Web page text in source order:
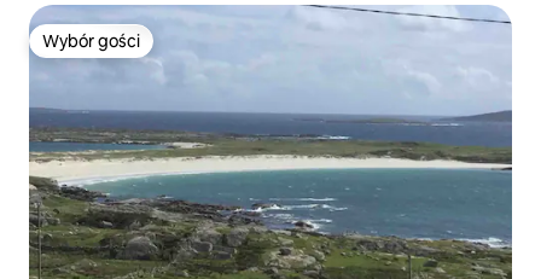
Wybór gości
Wybór gości